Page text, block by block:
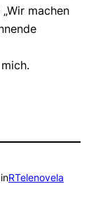
machen
inRTelenovela